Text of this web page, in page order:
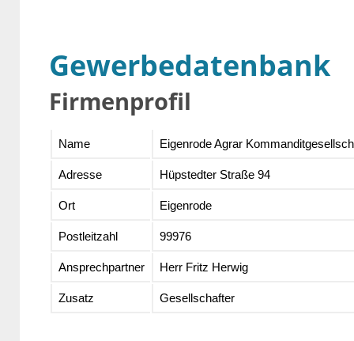
Gewerbedatenbank
Firmenprofil
Name Eigenrode Agrar
Adresse Hüpstedter Straße 94
Ort Eigenrode
Postleitzahl 99976
Ansprechpartner Herr Fritz Herwig
Zusatz Gesellschafter